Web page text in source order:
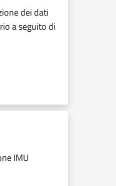
dei dati
a seguito di
IMU